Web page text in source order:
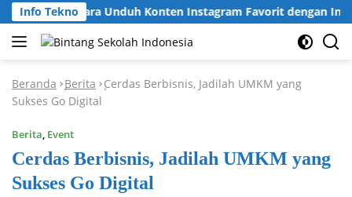
Langsung
ke
konten
Info TeknoCara Unduh Konten Instagram Favorit dengan
Beranda -Berita -Cerdas Berbisnis, Jadilah UMKM yang
Sukses Go Digital
Berita, Event
Cerdas Berbisnis, Jadilah UMKM yang
Sukses Go Digital